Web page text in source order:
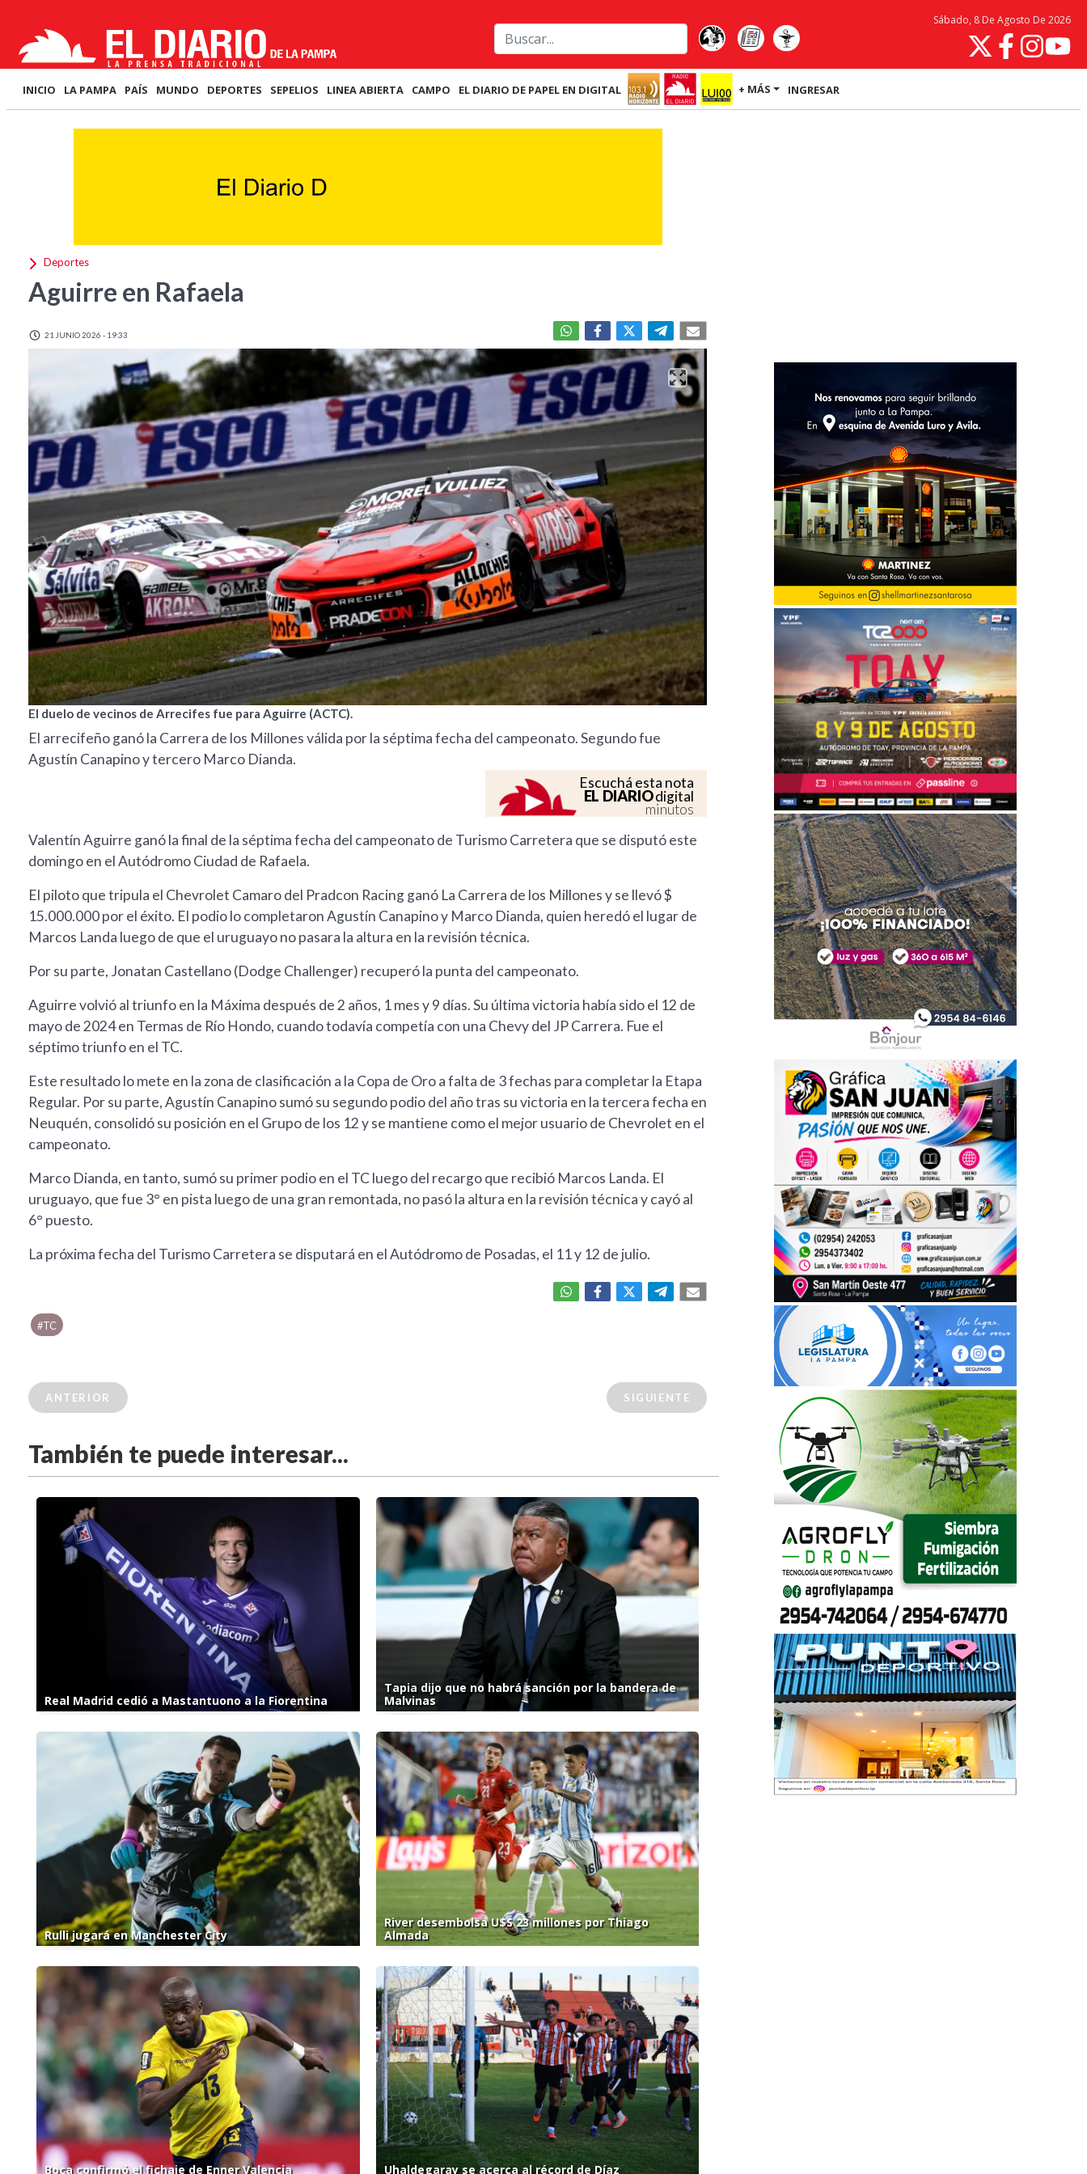
Sábado, 8 De Agosto De 2026
INICIO LA PAMPA PAÍS MUNDO DEPORTES SEPELIOS LINEA ABIERTA CAMPO EL DIARIO DE PAPEL EN DIGITAL + MÁS INGRESAR
Deportes
Aguirre en Rafaela
21 JUNIO 2026 - 19:33
El duelo de vecinos de Arrecifes fue para Aguirre (ACTC).
El arrecifeño ganó la Carrera de los Millones válida por la séptima fecha del campeonato. Segundo fue
Agustín Canapino y tercero Marco Dianda.
Escuchá esta nota
EL DIARIOdigital
minutos
Valentín Aguirre ganó la final de la séptima fecha del campeonato de Turismo Carretera que se disputó este
domingo en el Autódromo Ciudad de Rafaela.
El piloto que tripula el Chevrolet Camaro del Pradcon Racing ganó La Carrera de los Millones y se llevó $
15.000.000 por el éxito. El podio lo completaron Agustín Canapino y Marco Dianda, quien heredó el lugar de
Marcos Landa luego de que el uruguayo no pasara la altura en la revisión técnica.
Por su parte, Jonatan Castellano (Dodge Challenger) recuperó la punta del campeonato.
Aguirre volvió al triunfo en la Máxima después de 2 años, 1 mes y 9 días. Su última victoria había sido el 12 de
mayo de 2024 en Termas de Río Hondo, cuando todavía competía con una Chevy del JP Carrera. Fue el
séptimo triunfo en el TC.
Este resultado lo mete en la zona de clasificación a la Copa de Oro a falta de 3 fechas para completar la Etapa
Regular. Por su parte, Agustín Canapino sumó su segundo podio del año tras su victoria en la tercera fecha en
Neuquén, consolidó su posición en el Grupo de los 12 y se mantiene como el mejor usuario de Chevrolet en el
campeonato.
Marco Dianda, en tanto, sumó su primer podio en el TC luego del recargo que recibió Marcos Landa. El
uruguayo, que fue 3° en pista luego de una gran remontada, no pasó la altura en la revisión técnica y cayó al
6° puesto.
La próxima fecha del Turismo Carretera se disputará en el Autódromo de Posadas, el 11 y 12 de julio.
#TC
ANTERIOR SIGUIENTE
También te puede interesar...
Real Madrid cedió a Mastantuono a la Fiorentina
Tapia dijo que no habrá sanción por la bandera de
Malvinas
Rulli jugará en Manchester City
River desembolsa U$S 23 millones por Thiago
Almada
Boca confirmó el fichaje de Enner Valencia Uhaldegaray se acerca al récord de Díaz